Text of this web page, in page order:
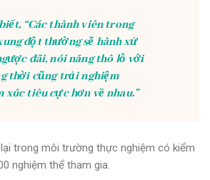
“Các thành viên trong
đột thường sẽ hành xử
đãi, nói năng thô lỗ với
thời cũng trải nghiệm
xúc tiêu cực hơn về nhau.”
trong môi trường thực nghiệm có kiểm
nghiệm thể tham gia.